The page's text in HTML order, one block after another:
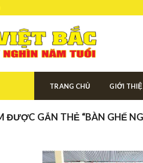
TRANG CHỦ GIỚI
ĐƯỢC GẮN THẺ “BÀN GHẾ